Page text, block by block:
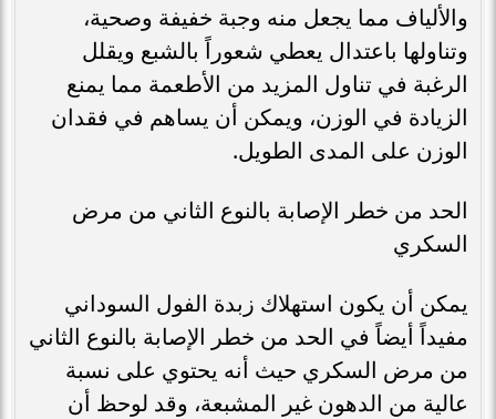
والألياف مما يجعل منه وجبة خفيفة وصحية،
وتناولها باعتدال يعطي شعوراً بالشبع ويقلل
الرغبة في تناول المزيد من الأطعمة مما يمنع
الزيادة في الوزن، ويمكن أن يساهم في فقدان
الوزن على المدى الطويل.
الحد من خطر الإصابة بالنوع الثاني من مرض
السكري
يمكن أن يكون استهلاك زبدة الفول السوداني
مفيداً أيضاً في الحد من خطر الإصابة بالنوع الثاني
من مرض السكري حيث أنه يحتوي على نسبة
عالية من الدهون غير المشبعة، وقد لوحظ أن